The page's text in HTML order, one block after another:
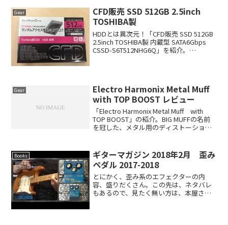
Gear
CFD販売 SSD 512GB 2.5inch
TOSHIBA製
HDDとは異次元！「CFD販売 SSD 512GB
2.5inch TOSHIBA製 内蔵型 SATA6Gbps
CSSD-S6T512NHG6Q」を紹介。
Gear
Electro Harmonix Metal Muff
with TOP BOOST レビュー
「Electro Harmonix Metal Muff with
TOP BOOST」の紹介。BIG MUFFの名前
を冠した、メタル用のディストーショ
して、生み出した...
Books
ギターマガジン 2018年2月 歪み
ペダル 2017-2018
とにかく、歪み系のエフェクターの内
容、盛りだくさん。この先は、ネタバレ
もあるので、見たく無い方は、本屋さん